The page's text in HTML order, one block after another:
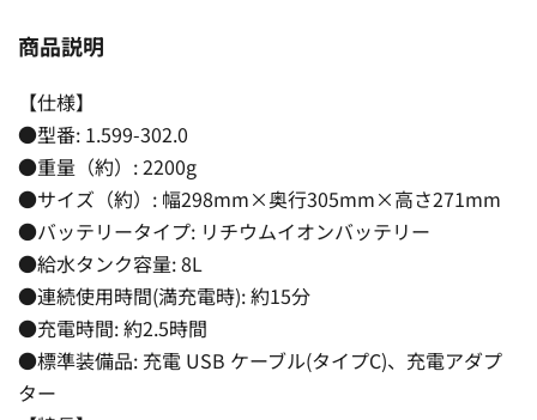
商品説明
【仕様】
●型番: 1.599-302.0
●重量（約）: 2200g
●サイズ（約）: 幅298mm×奥行305mm×高さ271mm
●バッテリータイプ: リチウムイオンバッテリー
●給水タンク容量: 8L
●連続使用時間(満充電時): 約15分
●充電時間: 約2.5時間
●標準装備品: 充電 USB ケーブル(タイプC)、充電アダプ
ター